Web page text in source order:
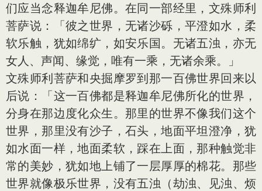
们应当念释迦牟尼佛。在同一部经里，文殊师利
菩萨说：「彼之世界，无诸沙砾，平澄如水，柔
软乐触，犹如绵纩，如安乐国。无诸五浊，亦无
女人、声闻、缘觉，唯有一乘，无诸余乘。」
文殊师利菩萨和央掘摩罗到那一百佛世界回来以
后说：「这一百佛都是释迦牟尼佛所化的世界，
分身在那边度化众生。那里的世界不像我们这个
世界，那里没有沙子，石头，地面平坦澄净，犹
如水面一样，地面柔软，踩在上面，那种触觉非
常的美妙，犹如地上铺了一层厚厚的棉花。那些
世界就像极乐世界，没有五浊（劫浊、见浊、烦